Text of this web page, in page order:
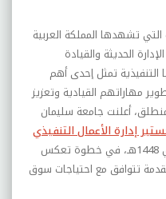
تشهدها المملكة العربية
الحديثة والقيادة
التنفيذية تمثل إحدى أهم
مهاراتهم القيادية وتعزيز
أعلنت جامعة سليمان
إدارة الأعمال التنفيذي
(EMBA) للفصل الأول من العام الدراسي 1448هـ، في خطوة تعكس
تتوافق مع احتياجات سوق